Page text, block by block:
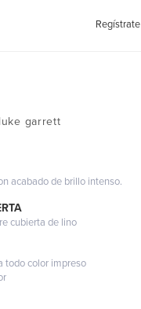
Regístrate
garrett
acabado de brillo intenso.
cubierta de lino
todo color impreso